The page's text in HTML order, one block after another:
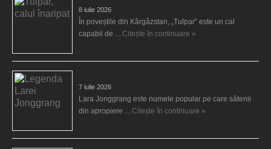
8 iulie 2026
În poveștile din Kârgâzstan, „Tulpar” este un cal
capabil de …Citește în continuare »
7 iulie 2026
Lara Jonggrang este numele popular pe care sătenii
din apropiere …Citește în continuare »